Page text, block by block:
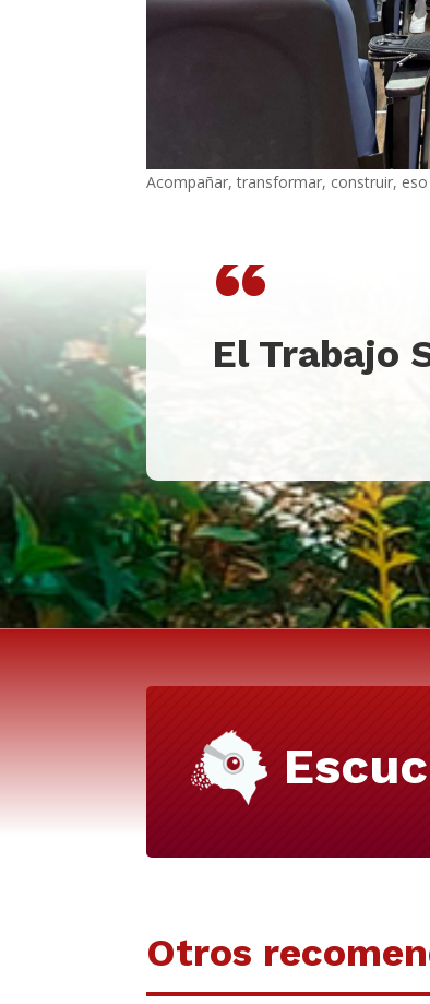
Acompañar, transformar, construir,
“
El Trabajo
Otros